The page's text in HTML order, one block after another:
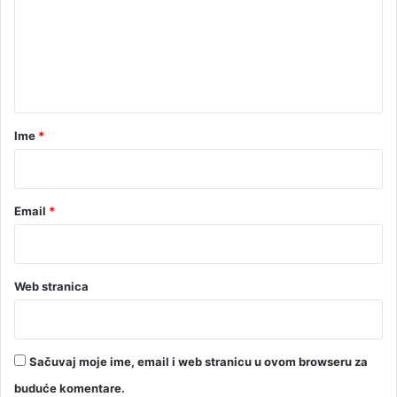
rIme *
Email *
Web stranica
Sačuvaj moje ime, email i web stranicu u ovom browseru za
buduće komentare.